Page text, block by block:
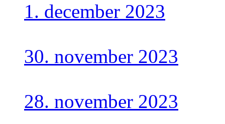
1. december 2023
30. november 2023
28. november 2023